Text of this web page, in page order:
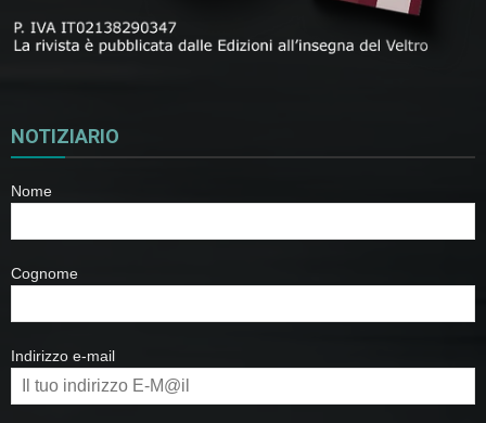
NOTIZIARIO
Nome
Cognome
Indirizzo e-mail